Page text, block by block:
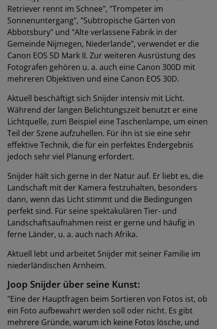
Retriever rennt im Schnee", "Trompeter im
Sonnenuntergang", "Subtropische Gärten von
Abbotsbury" und "Alte verlassene Fabrik in der
Gemeinde Nijmegen, Niederlande", verwendet er die
Canon EOS 5D Mark II. Zur weiteren Ausrüstung des
Fotografen gehören u. a. auch eine Canon 300D mit
mehreren Objektiven und eine Canon EOS 30D.
Aktuell beschäftigt sich Snijder intensiv mit Licht.
Während der langen Belichtungszeit benutzt er eine
Lichtquelle, zum Beispiel eine Taschenlampe, um einen
Teil der Szene aufzuhellen. Für ihn ist sie eine sehr
effektive Technik, die für ein perfektes Endergebnis
jedoch sehr viel Planung erfordert.
Snijder hält sich gerne in der Natur auf. Er liebt es, die
Landschaft mit der Kamera festzuhalten, besonders
dann, wenn das Licht stimmt und die Bedingungen
perfekt sind. Für seine spektakulären Tier- und
Landschaftsaufnahmen reist er gerne und häufig in
ferne Länder, u. a. auch nach Afrika.
Aktuell lebt und arbeitet Snijder mit seiner Familie im
niederländischen Arnheim.
Joop Snijder über seine Kunst:
"Eine der Hauptfragen beim Sortieren von Fotos ist, ob
ein Foto aufbewahrt werden soll oder nicht. Es gibt
mehrere Gründe, warum ich keine Fotos lösche, und